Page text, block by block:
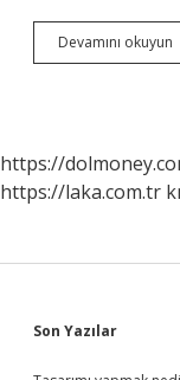
Devamını okuyun
https://
https://laka.com.tr
Sidebar
Son Yazılar